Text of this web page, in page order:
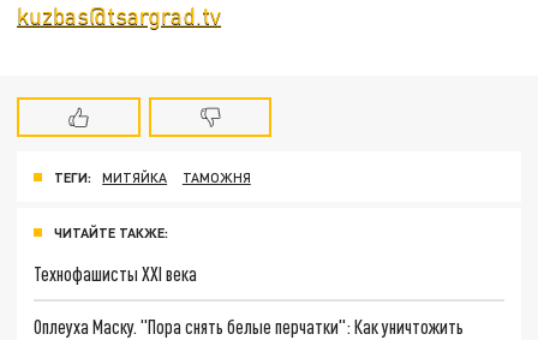
kuzbas@tsargrad.tv
ТЕГИ: МИТЯЙКА ТАМОЖНЯ
ЧИТАЙТЕ ТАКЖЕ:
Технофашисты XXI века
Оплеуха Маску. "Пора снять белые перчатки": Как уничтожить